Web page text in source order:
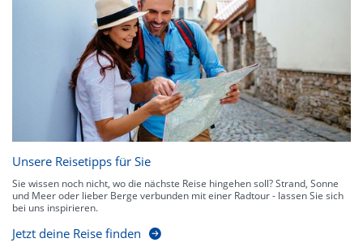
Unsere Reisetipps für Sie
Sie wissen noch nicht, wo die nächste Reise hingehen soll? Strand, Sonne
und Meer oder lieber Berge verbunden mit einer Radtour - lassen Sie sich
bei uns inspirieren.
Jetzt deine Reise finden